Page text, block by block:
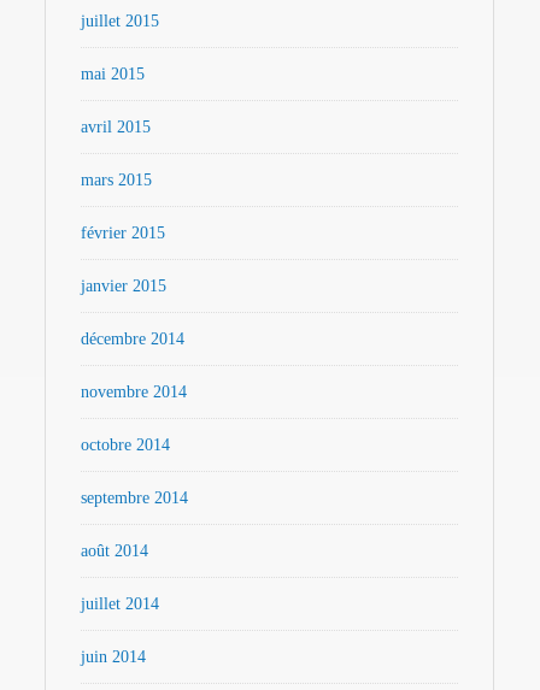
juillet 2015
mai 2015
avril 2015
mars 2015
février 2015
janvier 2015
décembre 2014
novembre 2014
octobre 2014
septembre 2014
août 2014
juillet 2014
juin 2014